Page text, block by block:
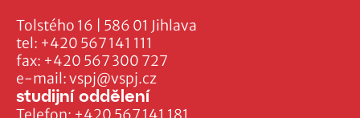
Tolstého 16 | 586 01 Jihlava
tel: +420 567 141 111
fax: +420 567 300 727
e-mail:vspj@vspj.cz
studijní oddělení